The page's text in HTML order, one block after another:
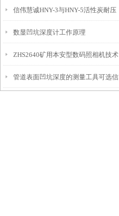
免测试过程中测针移动导致数据变动
信伟慧诚HNY-3与HNY-5活性炭耐压
强度测定仪技术参数！
数显凹坑深度计工作原理
ZHS2640矿用本安型数码照相机技术
参数！
管道表面凹坑深度的测量工具可选信